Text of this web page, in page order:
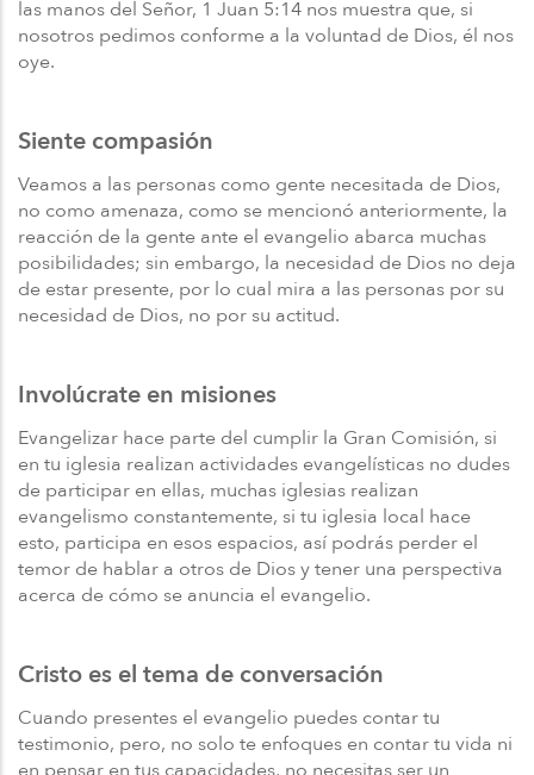
las manos del Señor, 1 Juan 5:14 nos muestra que, si
nosotros pedimos conforme a la voluntad de Dios, él nos
oye.
Siente compasión
Veamos a las personas como gente necesitada de Dios,
no como amenaza, como se mencionó anteriormente, la
reacción de la gente ante el evangelio abarca muchas
posibilidades; sin embargo, la necesidad de Dios no deja
de estar presente, por lo cual mira a las personas por su
necesidad de Dios, no por su actitud.
Involúcrate en misiones
Evangelizar hace parte del cumplir la Gran Comisión, si
en tu iglesia realizan actividades evangelísticas no dudes
de participar en ellas, muchas iglesias realizan
evangelismo constantemente, si tu iglesia local hace
esto, participa en esos espacios, así podrás perder el
temor de hablar a otros de Dios y tener una perspectiva
acerca de cómo se anuncia el evangelio.
Cristo es el tema de conversación
Cuando presentes el evangelio puedes contar tu
testimonio, pero, no solo te enfoques en contar tu vida ni